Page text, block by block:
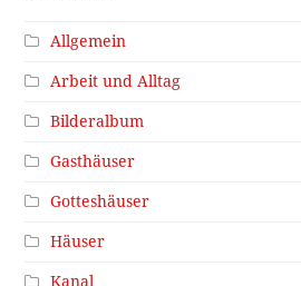
Allgemein
Arbeit und Alltag
Bilderalbum
Gasthäuser
Gotteshäuser
Häuser
Kanal